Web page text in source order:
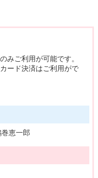
みご利用が可能です。
ード決済はご利用がで
恵一郎